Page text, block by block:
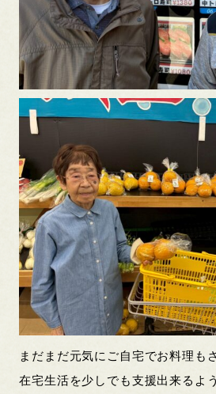
まだまだ元気にご自宅でお料理も
在宅生活を少しでも支援出来るよ